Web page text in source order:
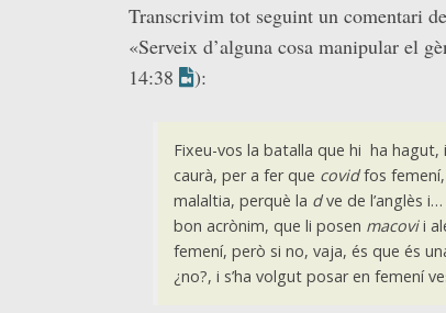
Transcrivim tot seguint un comentari
«Serveix d’alguna cosa manipular el
14:38
):
Fixeu-vos la batalla que hi ha
caurà, per a fer que covidfos femení,
malaltia, perquè la dve de l’anglès
bon acrònim, que li posen macovii
femení, però si no, vaja, és que és
¿no?, i s’ha volgut posar en femení